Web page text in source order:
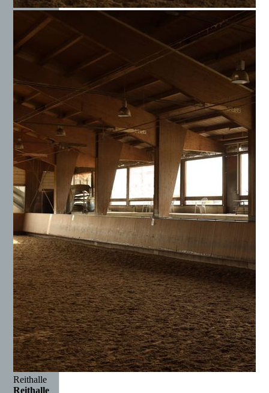
Reithalle
Reithalle